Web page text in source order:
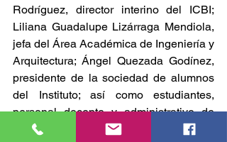
Rodríguez, director interino del ICBI;
Liliana Guadalupe Lizárraga Mendiola,
jefa del Área Académica de Ingeniería y
Arquitectura; Ángel Quezada Godínez,
presidente de la sociedad de alumnos
del Instituto; así como estudiantes,
personal docente y administrativo de
esta carrera.